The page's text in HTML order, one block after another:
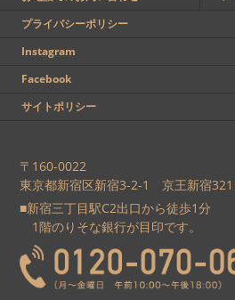
〒160-0022
東京都新宿区新宿3-2-1 京王新宿
■新宿三丁目駅C2出口から徒歩1分
1階のりそな銀行が目印です。
プライバシーポリシー
Instagram
Facebook
サイトポリシー